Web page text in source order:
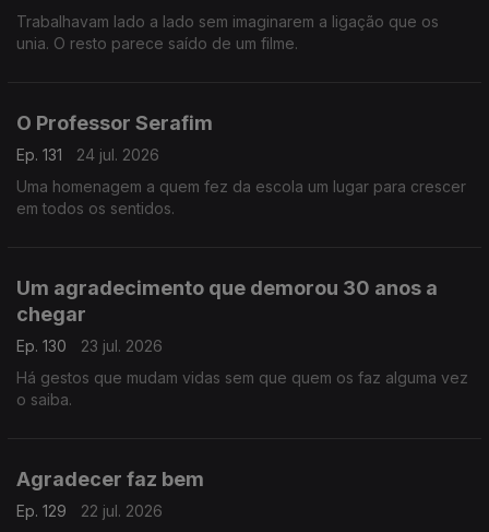
Trabalhavam lado a lado sem imaginarem a ligação que os
unia. O resto parece saído de um filme.
O Professor Serafim
Ep. 131
24 jul. 2026
Uma homenagem a quem fez da escola um lugar para crescer
em todos os sentidos.
Um agradecimento que demorou 30 anos a
chegar
Ep. 130
23 jul. 2026
Há gestos que mudam vidas sem que quem os faz alguma vez
o saiba.
Agradecer faz bem
Ep. 129
22 jul. 2026